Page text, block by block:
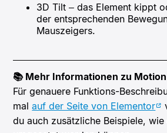
3D Tilt – das Element kippt
der entsprechenden
Mauszeigers.
📚 Mehr Informationen zu
Für genauere Funktions-
malauf der Seite von Elementor
du auch zusätzliche Beispiele,